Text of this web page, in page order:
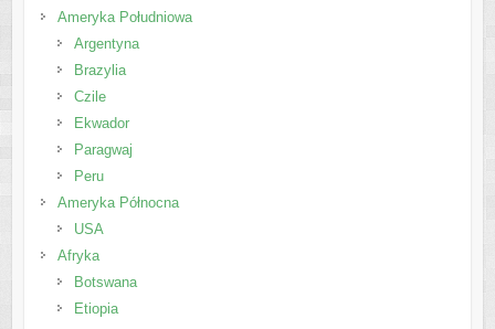
Ameryka Południowa
Argentyna
Brazylia
Czile
Ekwador
Paragwaj
Peru
Ameryka Północna
USA
Afryka
Botswana
Etiopia